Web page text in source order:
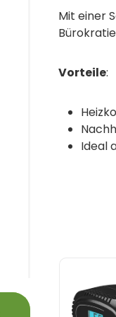
Mit einer
Vorteile:
Ideal